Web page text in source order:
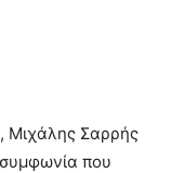
Μιχάλης Σαρρής
που